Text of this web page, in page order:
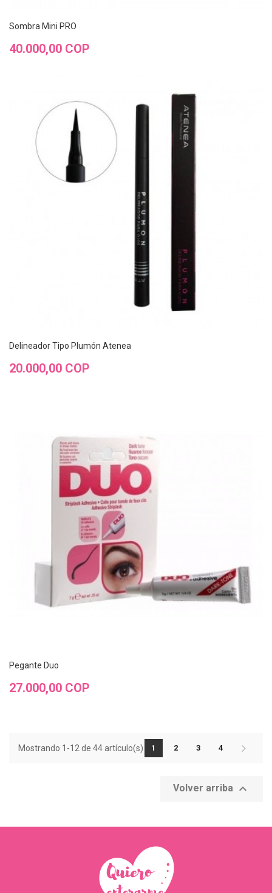
Sombra Mini PRO
Precio
40.000,00 COP
Delineador Tipo Plumón Atenea
Precio
20.000,00 COP
Pegante Duo
Precio
27.000,00 COP
Mostrando 1-12 de 44 artículo(s) 1 2 3 4
Volver arriba 